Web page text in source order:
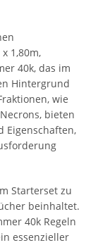
1,80m,
40k, das im
Hintergrund
wie
bieten
Eigenschaften,
Starterset zu
beinhaltet.
40k Regeln
essenzieller